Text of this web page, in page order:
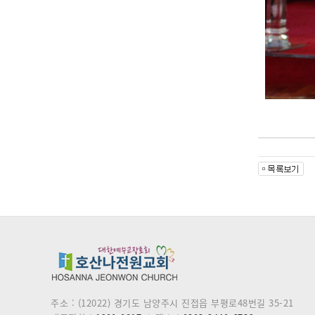
주소 : (12022) 경기도 남양주시 진접읍 부평로48번길 35-21